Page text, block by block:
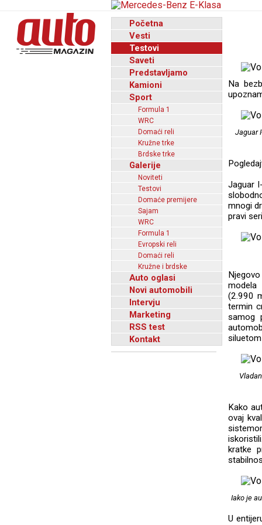
Početna
Vesti
Testovi
Saveti
Predstavljamo
Kamioni
Sport
Formula 1
WRC
Domaći reli
Kružne trke
Brdske trke
Galerije
Noviteti
Testovi
Domaće premijere
Sajam
WRC
Formula 1
Evropski reli
Domaći reli
Kružne i brdske
Auto oglasi
Novi automobili
Intervju
Marketing
RSS test
Kontakt
Na
Jaguar
Jaguar
mnogi
pravi
modela
(2.990
termin
samog
Kako
ovaj
kratke
Iako je
U